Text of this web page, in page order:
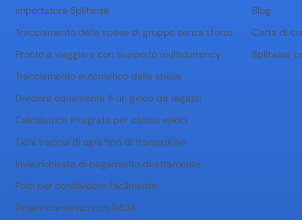
Importatore Splitwise
Tracciamento delle spese di gruppo senza sforzo
Pronto a viaggiare con supporto multicurrency
Tracciamento automatico delle spese
Dividere equamente è un gioco da ragazzi
Calcolatrice integrata per calcoli veloci
Tieni traccia di ogni tipo di transazione
Invia richieste di pagamento direttamente
Foto per condividere facilmente
Rimani connesso con l'eSIM
Blog
Carta di
Splitwise